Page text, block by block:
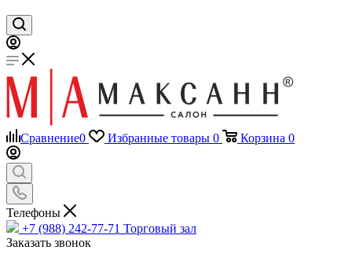
Сравнение0 Избранные товары 0 Корзина 0
Телефоны
+7 (988) 242-77-71 Торговый зал
Заказать звонок